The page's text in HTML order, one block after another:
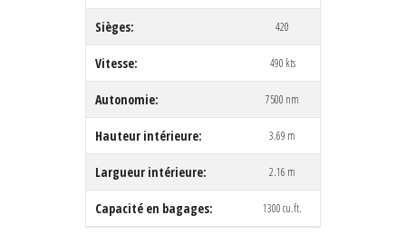
Sièges: 420
Vitesse: 490 kts
Autonomie: 7500 nm
Hauteur intérieure: 3.69 m
Largueur intérieure: 2.16 m
Capacité en bagages: 1300 cu.ft.